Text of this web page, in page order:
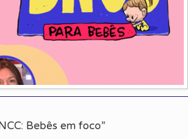
Bebês em foco”